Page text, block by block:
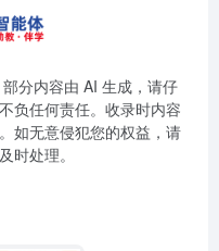
分内容由 AI 生成，请仔
负任何责任。收录时内容
如无意侵犯您的权益，请
时处理。